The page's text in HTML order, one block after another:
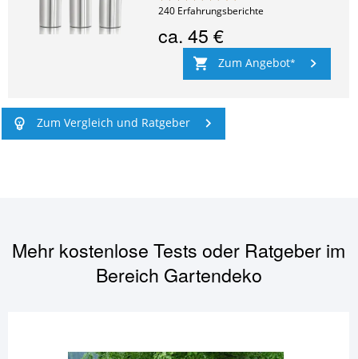
240 Erfahrungsberichte
ca.45 €
Zum Angebot
Zum Vergleich und Ratgeber
Mehr kostenlose Tests oder Ratgeber im
Bereich Gartendeko